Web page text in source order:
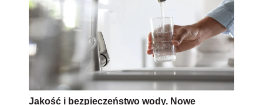
Jakość i bezpieczeństwo wody. Nowe